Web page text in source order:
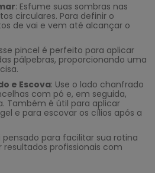
: Esfume suas sombras nas
circulares. Para definir o
de vai e vem até alcançar o
pincel é perfeito para aplicar
pálpebras, proporcionando uma
e Escova: Use o lado chanfrado
com pó e, em seguida,
Também é útil para aplicar
e para escovar os cílios após a
pensado para facilitar sua rotina
profissionais com